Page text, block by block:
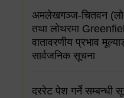
अमलेखगञ्ज-चितवन
तथा लोथरमा
वातावरणीय प्रभाव
सार्वजनिक सूचना
दररेट पेश गर्ने सम्बन्धी